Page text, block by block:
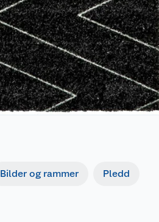
Bilder og rammer Pledd